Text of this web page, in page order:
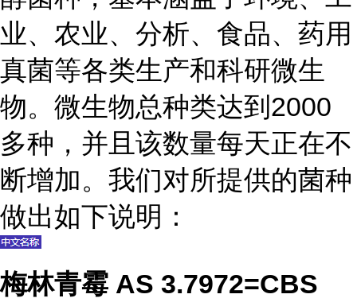
业、农业、分析、食品、药用
真菌等各类生产和科研微生
物。微生物总种类达到2000
多种，并且该数量每天正在不
断增加。我们对所提供的菌种
做出如下说明：
梅林青霉 AS 3.7972=CBS